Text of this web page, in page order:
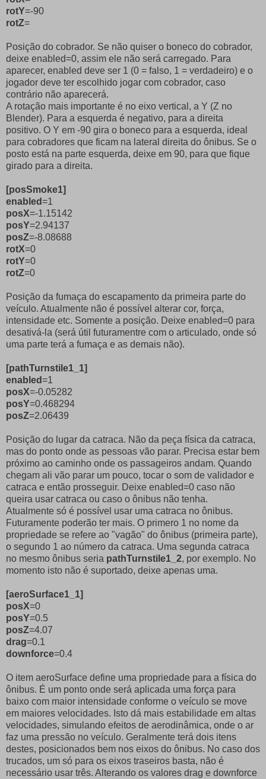
rotY=-90
rotZ=
Posição do cobrador. Se não quiser o boneco do cobrador,
deixe enabled=0, assim ele não será carregado. Para
aparecer, enabled deve ser 1 (0 = falso, 1 = verdadeiro) e o
jogador deve ter escolhido jogar com cobrador, caso
contrário não aparecerá.
A rotação mais importante é no eixo vertical, a Y (Z no
Blender). Para a esquerda é negativo, para a direita
positivo. O Y em -90 gira o boneco para a esquerda, ideal
para cobradores que ficam na lateral direita do ônibus. Se o
posto está na parte esquerda, deixe em 90, para que fique
girado para a direita.
[posSmoke1]
enabled=1
posX=-1.15142
posY=2.94137
posZ=-8.08688
rotX=0
rotY=0
rotZ=0
Posição da fumaça do escapamento da primeira parte do
veículo. Atualmente não é possível alterar cor, força,
intensidade etc. Somente a posição. Deixe enabled=0 para
desativá-la (será útil futuramentre com o articulado, onde só
uma parte terá a fumaça e as demais não).
[pathTurnstile1_1]
enabled=1
posX=-0.05282
posY=0.468294
posZ=2.06439
Posição do lugar da catraca. Não da peça física da catraca,
mas do ponto onde as pessoas vão parar. Precisa estar bem
próximo ao caminho onde os passageiros andam. Quando
chegam ali vão parar um pouco, tocar o som de validador e
catraca e então prosseguir. Deixe enabled=0 caso não
queira usar catraca ou caso o ônibus não tenha.
Atualmente só é possível usar uma catraca no ônibus.
Futuramente poderão ter mais. O primero 1 no nome da
propriedade se refere ao "vagão" do ônibus (primeira parte),
o segundo 1 ao número da catraca. Uma segunda catraca
no mesmo ônibus seria pathTurnstile1_2, por exemplo. No
momento isto não é suportado, deixe apenas uma.
[aeroSurface1_1]
posX=0
posY=0.5
posZ=4.07
drag=0.1
downforce=0.4
O item aeroSurface define uma propriedade para a física do
ônibus. É um ponto onde será aplicada uma força para
baixo com maior intensidade conforme o veículo se move
em maiores velocidades. Isto dá mais estabilidade em altas
velocidades, simulando efeitos de aerodinâmica, onde o ar
faz uma pressão no veículo. Geralmente terá dois itens
destes, posicionados bem nos eixos do ônibus. No caso dos
trucados, um só para os eixos traseiros basta, não é
necessário usar três. Alterando os valores drag e downforce